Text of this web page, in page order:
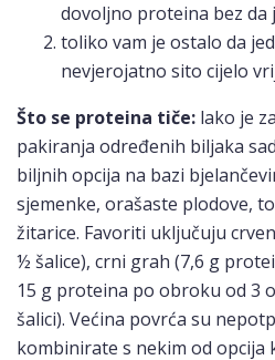
dovoljno proteina bez da
toliko vam je ostalo da
nevjerojatno sito cijelo
Što se proteina tiče: lako je
pakiranja određenih biljaka
biljnih opcija na bazi
sjemenke, orašaste plodove,
žitarice. Favoriti uključuju
½ šalice), crni grah (7,6 g
15 g proteina po obroku od 3
šalici). Većina povrća su
kombinirate s nekim od opcija